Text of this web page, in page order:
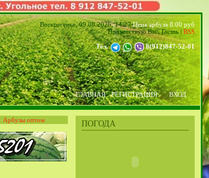
Воскресенье, 09.08.2026, 14:27Цена арбуза 8.00 руб
Приветствую Вас,Гость| RSS
Тел. 8(912)847-52-01
ГЛАВНАЯ РЕГИСТРАЦИЯ ВХОД
ПОГОДА
Арбузы оптом